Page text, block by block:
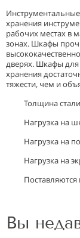
хранения
рабочих местах в
зонах. Шкафы
дверях. Шкафы для
хранения
тяжести, чем и
Толщина
Нагрузка на
Нагрузка на
Нагрузка на
Вы